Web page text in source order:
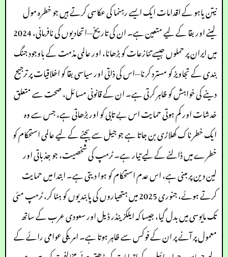
نیتن یاہو کے اقدامات ایک ایسے رہنما کی عکاسی کرتے ہیں جو خطرہ مول
لینے اور بقا کے لیے متعین ہے۔ ان کی تاریخ—اتحادیوں کی نافرمانی، 2024
میں ایران پر حملوں جیسے تنازعات کو بڑھانا، اور عالمی مذمت کے باوجود جنگ
بندی کے تجاویز کو مسترد کرنا—اس کی ذاتی اور سیاسی بقا کو اخلاقیات پر ترجیح
دینے کی خواہش کو ظاہر کرتی ہے۔ ان کے قانونی مسائل، صحت سے متعلق
خدشات اور کم ہوتی حمایت اس بے تابی کو اور بڑھاتی ہے، جس سے وہ
ایک خطرناک کھلاڑی بن جاتا ہے جو جیل سے بچنے کے لیے عالمی استحکام کو
خطرے میں ڈالنے کے لیے تیار ہے۔ ٹرمپ کی شخصیت، جو جذباتی اور
لین دین پر مبنی ہے، اس عدم استحکام کو ہوا دیتی ہے۔ ابتدا میں حمایت
کرتے ہوئے، جنوری 2025 میں ہتھیاروں کی پابندیوں کو ہٹا کر، ٹرمپ مئی
تک مایوسی میں بدل گیا، جیسا کہ ایلکزینڈر ڈیل اور سعودی عرب کے ساتھ
معمول پر آنے پر ان کے فوکس سے ظاہر ہوتا ہے۔ امریکی عوامی رائے کے